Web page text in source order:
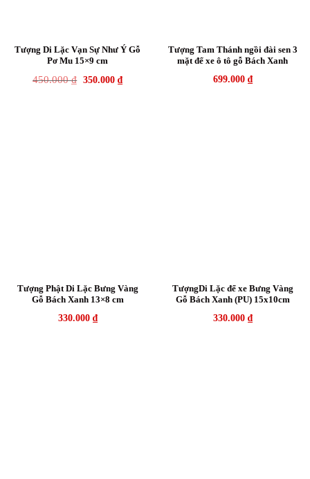
Tượng Di Lặc Vạn Sự Như Ý Gỗ
Pơ Mu 15×9 cm
450.000₫ Original
350.000 ₫Current
price
Tượng Tam Thánh ngồi đài sen 3
mặt để xe ô tô gỗ Bách Xanh
699.000 ₫
Tượng Phật Di Lặc Bưng Vàng
Gỗ Bách Xanh 13×8 cm
330.000 ₫
TượngDi Lặc để xe Bưng Vàng
Gỗ Bách Xanh (PU) 15x10cm
330.000 ₫